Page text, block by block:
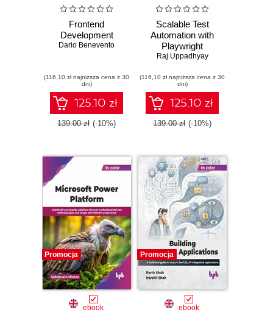
Frontend
Development
Dario Benevento
(116,10 zł najniższa cena z 30
dni)
125.10 zł
139.00 zł (-10%)
Scalable Test
Automation with
Playwright
Raj Uppadhyay
(116,10 zł najniższa cena z 30
dni)
125.10 zł
139.00 zł (-10%)
Promocja
ebook
Promocja
ebook